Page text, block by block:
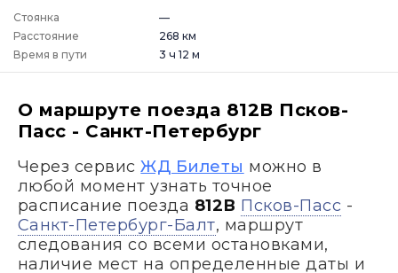
Стоянка —
Расстояние
268 км
Время в пути
3 ч 12 м
О маршруте поезда 812В Псков-
Пасс - Санкт-Петербург
Через сервисЖД Билеты можно в
любой момент узнать точное
расписание поезда 812В Псков-Пасс -
Санкт-Петербург-Балт, маршрут
следования со всеми остановками,
наличие мест на определенные даты и